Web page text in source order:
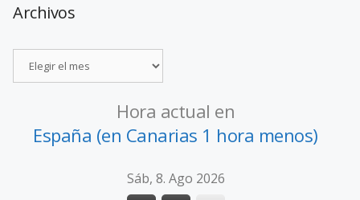
Archivos
Hora actual en
España (en Canarias 1 hora menos)